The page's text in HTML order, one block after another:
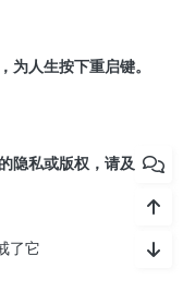
人生按下重启键。
隐私或版权，请及时联
了它